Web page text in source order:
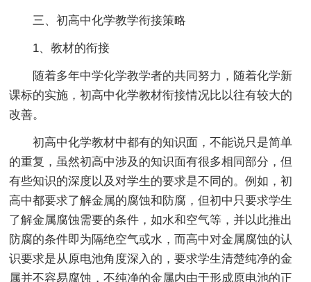
三、初高中化学教学衔接策略
1、教材的衔接
随着多年中学化学教学者的共同努力，随着化学新
课标的实施，初高中化学教材衔接情况比以往有较大的
改善。
初高中化学教材中都有的知识面，不能说只是简单
的重复，虽然初高中涉及的知识面有很多相同部分，但
有些知识的深度以及对学生的要求是不同的。例如，初
高中都要求了解金属的腐蚀和防腐，但初中只要求学生
了解金属腐蚀需要的条件，如水和空气等，并以此推出
防腐的条件即为隔绝空气或水，而高中对金属腐蚀的认
识要求是从原电池角度深入的，要求学生清楚纯净的金
属并不容易腐蚀，不纯净的金属内由于形成原电池的正